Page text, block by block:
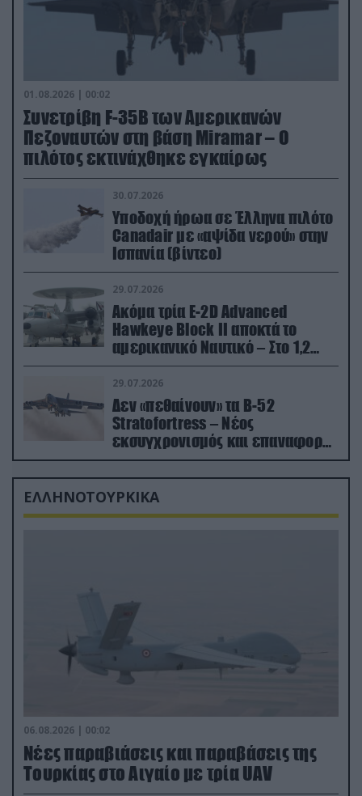
01.08.2026 | 00:02
Συνετρίβη F-35B των Αμερικανών
Πεζοναυτών στη βάση Miramar – Ο
πιλότος εκτινάχθηκε εγκαίρως
30.07.2026
Υποδοχή ήρωα σε Έλληνα πιλότο
Canadair με «αψίδα νερού» στην
Ισπανία (βίντεο)
29.07.2026
Ακόμα τρία E-2D Advanced
Hawkeye Block II αποκτά το
αμερικανικό Ναυτικό – Στο 1,2
δισ.δολάρια το κόστος
29.07.2026
Δεν «πεθαίνουν» τα Β-52
Stratofortress – Νέος
εκσυγχρονισμός και επαναφορά
από τα «νεκροταφεία»
ΕΛΛΗΝΟΤΟΥΡΚΙΚΑ
06.08.2026 | 00:02
Νέες παραβιάσεις και παραβάσεις της
Τουρκίας στο Αιγαίο με τρία UAV